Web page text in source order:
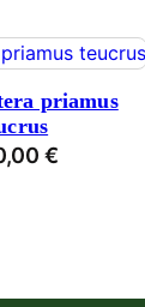
priamus
€